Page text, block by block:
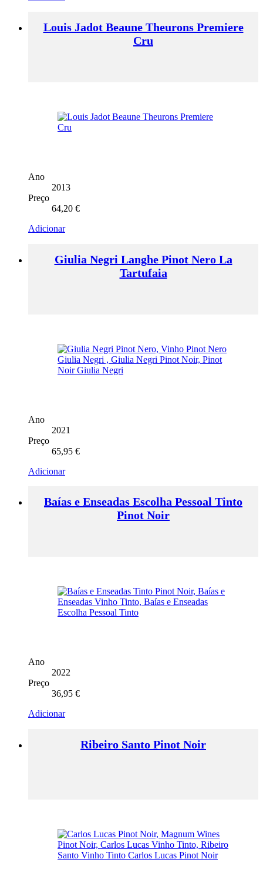
Louis Jadot Beaune Theurons Premiere
Cru
Ano
2013
Preço
64,20 €
Adicionar
Giulia Negri Langhe Pinot Nero La
Tartufaia
Ano
2021
Preço
65,95 €
Adicionar
Baías e Enseadas Escolha Pessoal Tinto
Pinot Noir
Ano
2022
Preço
36,95 €
Adicionar
Ribeiro Santo Pinot Noir